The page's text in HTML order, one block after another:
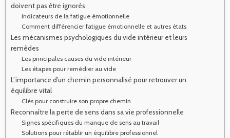
doivent pas être ignorés
Indicateurs de la fatigue émotionnelle
Comment différencier fatigue émotionnelle et autres états
Les mécanismes psychologiques du vide intérieur et leurs
remèdes
Les principales causes du vide intérieur
Les étapes pour remédier au vide
L’importance d’un chemin personnalisé pour retrouver un
équilibre vital
Clés pour construire son propre chemin
Reconnaître la perte de sens dans sa vie professionnelle
Signes spécifiques du manque de sens au travail
Solutions pour rétablir un équilibre professionnel